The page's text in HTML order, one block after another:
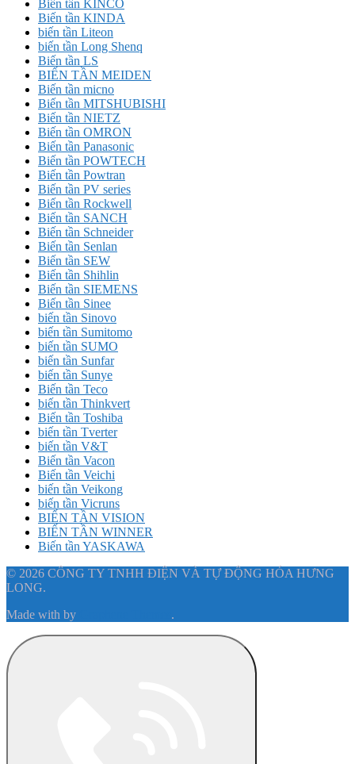
Biến tần KINCO
Biến tần KINDA
biến tần Liteon
biến tần Long Shenq
Biến tần LS
BIẾN TẦN MEIDEN
Biến tần micno
Biến tần MITSHUBISHI
Biến tần NIETZ
Biến tần OMRON
Biến tần Panasonic
Biến tần POWTECH
Biến tần Powtran
Biến tần PV series
Biến tần Rockwell
Biến tần SANCH
Biến tần Schneider
Biến tần Senlan
Biến tần SEW
Biến tần Shihlin
Biến tần SIEMENS
Biến tần Sinee
biến tần Sinovo
biến tần Sumitomo
biến tần SUMO
biến tần Sunfar
biến tần Sunye
Biến tần Teco
biến tần Thinkvert
Biến tần Toshiba
biến tần Tverter
biến tần V&T
Biến tần Vacon
Biến tần Veichi
biến tần Veikong
biến tần Vicruns
BIẾN TẦN VISION
BIẾN TẦN WINNER
Biến tần YASKAWA
© 2026 CÔNG TY TNHH ĐIỆN VÀ TỰ ĐỘNG HÓA HƯNG
LONG.
Made with by .